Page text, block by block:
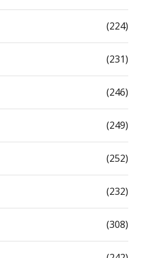
(224)
(231)
(246)
(249)
(252)
(232)
(308)